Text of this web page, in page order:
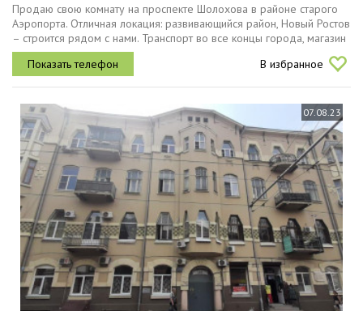
Продаю свою комнату на проспекте Шолохова в районе старого
Аэропорта. Отличная локация: развивающийся район, Новый Ростов
– строится рядом с нами. Транспорт во все концы города, магазин
«Магнит», пункт выдачи заказов «Озон», школа № 54,...
В избранное
07.08.23